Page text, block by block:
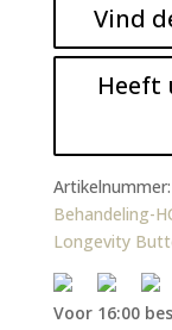
Vind
Heeft
Artikelnummer:
Behandeling-
Longevity
Voor 16:00